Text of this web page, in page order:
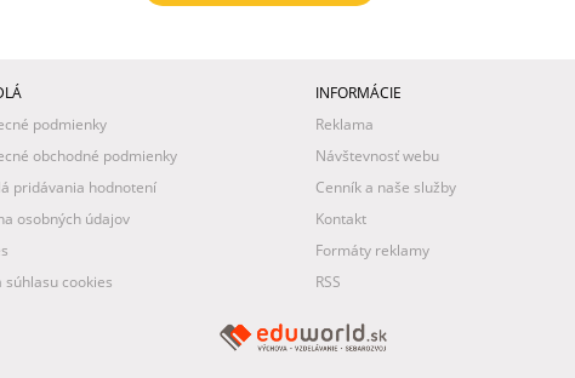
podmienky
obchodné podmienky
pridávania hodnotení
osobných údajov
súhlasu cookies
INFORMÁCIE
Reklama
Návštevnosť webu
Cenník a naše služby
Kontakt
Formáty reklamy
RSS